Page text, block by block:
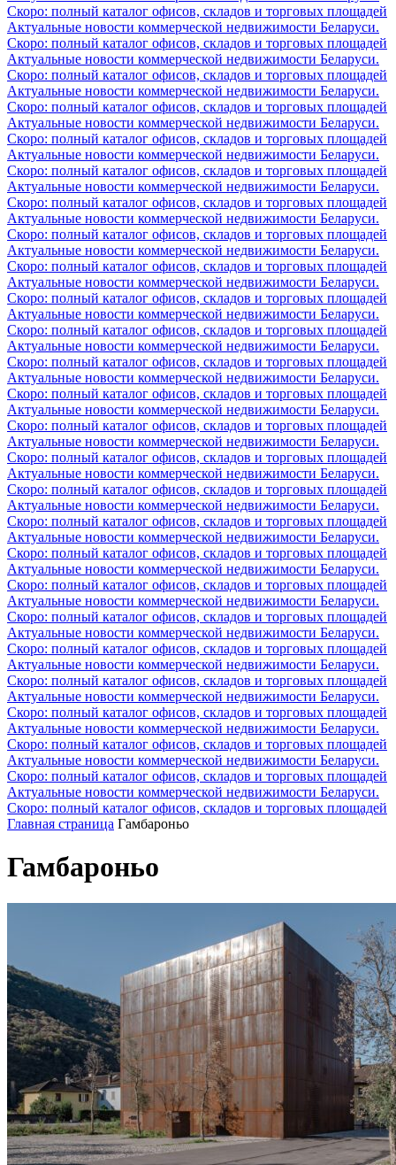
Скоро: полный каталог офисов, складов и торговых площадей
Актуальные новости коммерческой недвижимости Беларуси.
Скоро: полный каталог офисов, складов и торговых площадей
Актуальные новости коммерческой недвижимости Беларуси.
Скоро: полный каталог офисов, складов и торговых площадей
Актуальные новости коммерческой недвижимости Беларуси.
Скоро: полный каталог офисов, складов и торговых площадей
Актуальные новости коммерческой недвижимости Беларуси.
Скоро: полный каталог офисов, складов и торговых площадей
Актуальные новости коммерческой недвижимости Беларуси.
Скоро: полный каталог офисов, складов и торговых площадей
Актуальные новости коммерческой недвижимости Беларуси.
Скоро: полный каталог офисов, складов и торговых площадей
Актуальные новости коммерческой недвижимости Беларуси.
Скоро: полный каталог офисов, складов и торговых площадей
Актуальные новости коммерческой недвижимости Беларуси.
Скоро: полный каталог офисов, складов и торговых площадей
Актуальные новости коммерческой недвижимости Беларуси.
Скоро: полный каталог офисов, складов и торговых площадей
Актуальные новости коммерческой недвижимости Беларуси.
Скоро: полный каталог офисов, складов и торговых площадей
Актуальные новости коммерческой недвижимости Беларуси.
Скоро: полный каталог офисов, складов и торговых площадей
Актуальные новости коммерческой недвижимости Беларуси.
Скоро: полный каталог офисов, складов и торговых площадей
Актуальные новости коммерческой недвижимости Беларуси.
Скоро: полный каталог офисов, складов и торговых площадей
Актуальные новости коммерческой недвижимости Беларуси.
Скоро: полный каталог офисов, складов и торговых площадей
Актуальные новости коммерческой недвижимости Беларуси.
Скоро: полный каталог офисов, складов и торговых площадей
Актуальные новости коммерческой недвижимости Беларуси.
Скоро: полный каталог офисов, складов и торговых площадей
Актуальные новости коммерческой недвижимости Беларуси.
Скоро: полный каталог офисов, складов и торговых площадей
Актуальные новости коммерческой недвижимости Беларуси.
Скоро: полный каталог офисов, складов и торговых площадей
Актуальные новости коммерческой недвижимости Беларуси.
Скоро: полный каталог офисов, складов и торговых площадей
Актуальные новости коммерческой недвижимости Беларуси.
Скоро: полный каталог офисов, складов и торговых площадей
Актуальные новости коммерческой недвижимости Беларуси.
Скоро: полный каталог офисов, складов и торговых площадей
Актуальные новости коммерческой недвижимости Беларуси.
Скоро: полный каталог офисов, складов и торговых площадей
Актуальные новости коммерческой недвижимости Беларуси.
Скоро: полный каталог офисов, складов и торговых площадей
Актуальные новости коммерческой недвижимости Беларуси.
Скоро: полный каталог офисов, складов и торговых площадей
Актуальные новости коммерческой недвижимости Беларуси.
Скоро: полный каталог офисов, складов и торговых площадей
Главная страница Гамбароньо
Гамбароньо